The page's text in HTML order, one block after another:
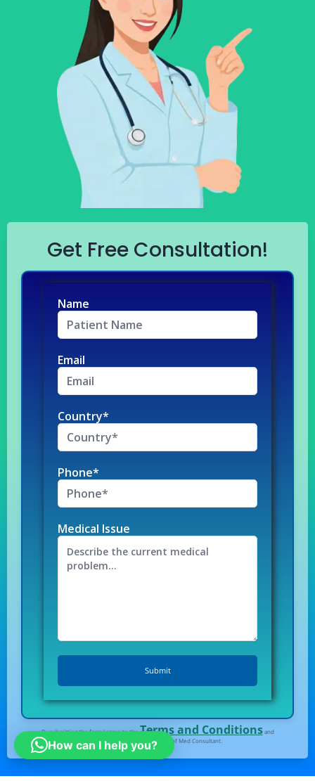
Get Free Consultation!
Name
Email
Country*
Phone*
Medical Issue
By submitting the form I agree to theTerms and Conditionsand
Privacy Policy of Med Consultant.
How can I help you?